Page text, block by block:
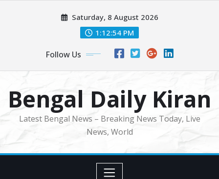
Saturday, 8 August 2026
1:12:56 PM
Follow Us
Bengal Daily Kiran
Latest Bengal News – Breaking News Today, Live
News, World